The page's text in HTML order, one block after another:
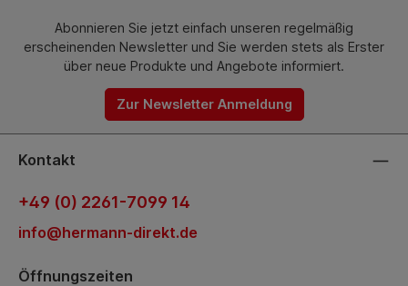
Abonnieren Sie jetzt einfach unseren regelmäßig
erscheinenden Newsletter und Sie werden stets als Erster
über neue Produkte und Angebote informiert.
Zur Newsletter Anmeldung
Kontakt
+49 (0) 2261-7099 14
info@hermann-direkt.de
Öffnungszeiten